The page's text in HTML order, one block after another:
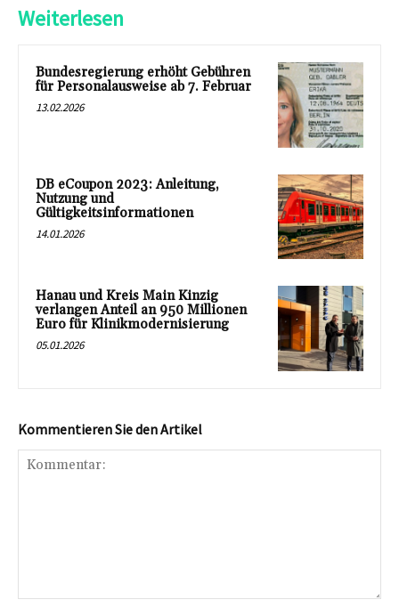
Weiterlesen
Bundesregierung erhöht Gebühren
für Personalausweise ab 7. Februar
13.02.2026
DB eCoupon 2023: Anleitung,
Nutzung und
Gültigkeitsinformationen
14.01.2026
Hanau und Kreis Main Kinzig
verlangen Anteil an 950 Millionen
Euro für Klinikmodernisierung
05.01.2026
Kommentieren Sie den Artikel